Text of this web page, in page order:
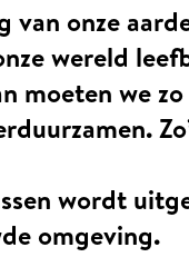
van onze
wereld
moeten we zo
wordt
omgeving.